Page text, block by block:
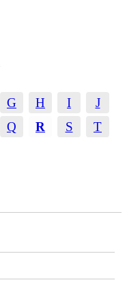
G H I
J
Q R S
T